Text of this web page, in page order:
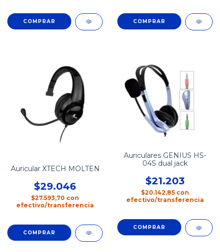
Auricular XTECH MOLTEN
$29.046
$27.593,70 con
efectivo/transferencia
Auriculares GENIUS HS-
04S dual jack
$21.203
$20.142,85 con
efectivo/transferencia